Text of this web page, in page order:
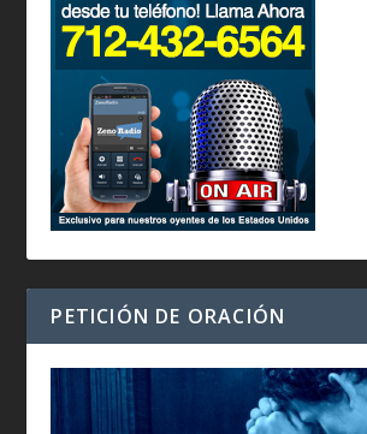
PETICIÓN DE ORACIÓN